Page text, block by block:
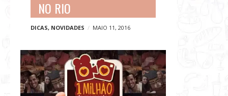
NO RIO
DICAS, NOVIDADES MAIO 11, 2016